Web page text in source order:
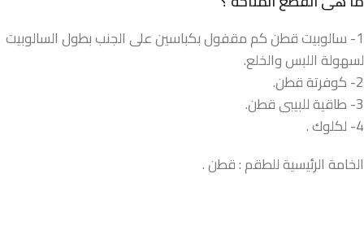
1- سالوبيت قطن كم مقفول بكباسين على الجنب بطول السالوبيت
لسهولة اللبس والخلع.
2- كوفرتة قطن.
3- طاقية للبيبى قطن.
4- لكلوك .
الخامة الرئيسية للطقم : قطن .